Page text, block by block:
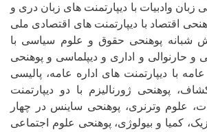
زبان وادبیات با دیپارتمنت های زبان دری و
اقتصاد با دیپارتمنت های اقتصادی ملی
شبانه پوهنحی حقوق و علوم سیاسی با
و حارنوالی و اداری و دیپلماسی و پوهنحی
با دیپارتمنت های اداره عامه، پالیسی
پوهنحی ژورنالیزم با دو دیپارتمنت
علوم وترنری، پوهنحی ساینس در چهار
کمیا و بیولوژی، پوهنحی علوم اجتماعی